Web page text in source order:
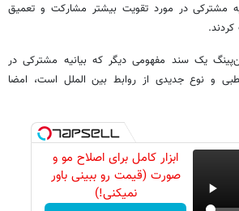
مشترکی در مورد تقویت بیشتر مشارکت و تعمیق
یک سند مفهومی دیگر که بیانیه مشترکی در
و نوع جدیدی از روابط بین الملل است، امضا
ابزار کامل برای اصلاح مو و
صورت (قیمت رو ببینی باور
نمیکنی!)